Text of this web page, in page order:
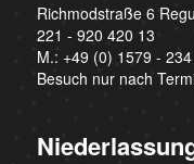
Richmodstraße 6
221 - 920 420 13
M.: +49 (0) 1579 - 234
Besuch nur nach